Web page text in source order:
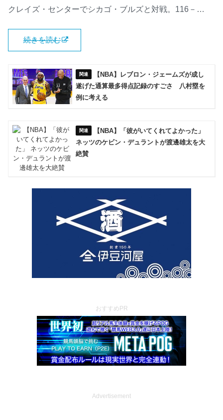
クレイズ・センターでシカゴ・ブルズと対戦。116－…
続きを読む
【NBA】レブロン・ジェームズが成し
遂げた通算最多得点記録のすごさ 八村塁を
例に考える
【NBA】「彼がいてくれてよかった」
ネッツのケビン・デュラントが渡邊雄太を大
絶賛
おすすめPR
Advertisement